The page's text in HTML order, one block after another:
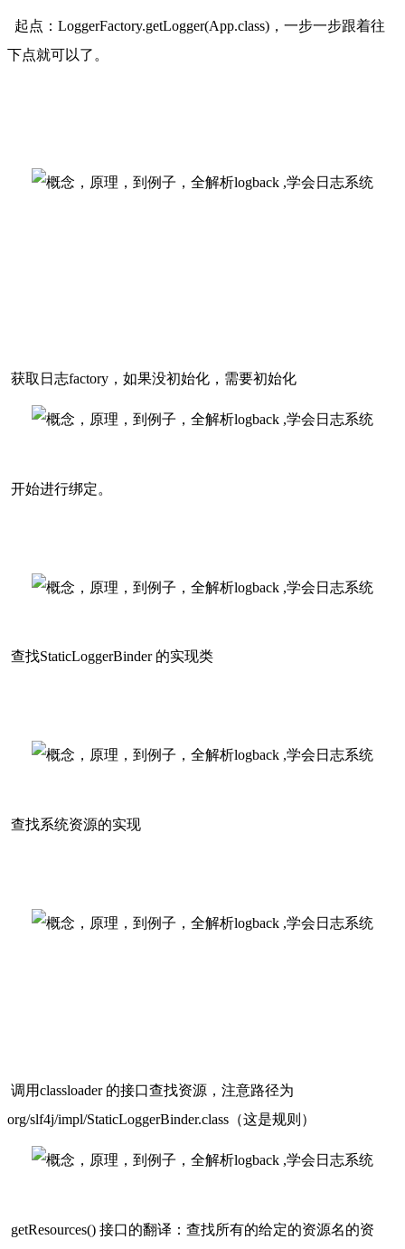
起点：LoggerFactory.getLogger(App.class)，一步一步跟着往
下点就可以了。
获取日志factory，如果没初始化，需要初始化
开始进行绑定。
查找StaticLoggerBinder 的实现类
查找系统资源的实现
调用classloader 的接口查找资源，注意路径为
org/slf4j/impl/StaticLoggerBinder.class（这是规则）
getResources() 接口的翻译：查找所有的给定的资源名的资